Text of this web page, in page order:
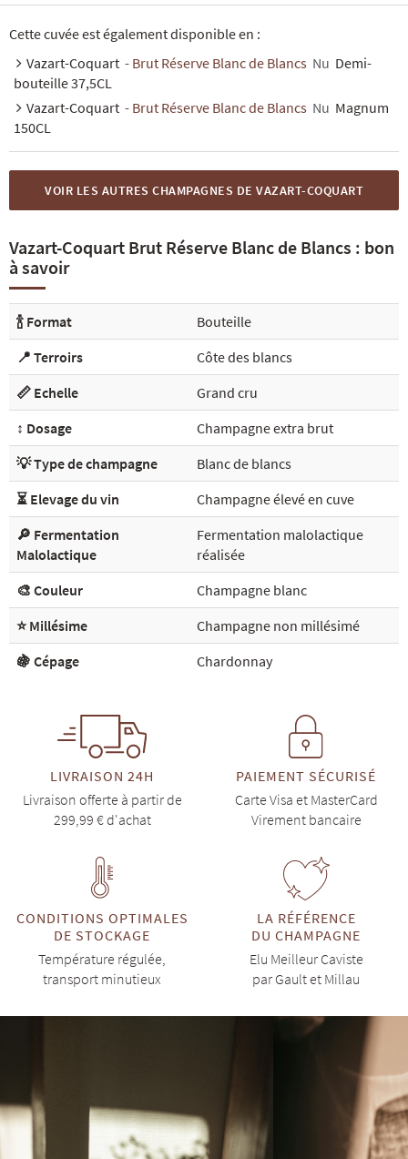
Cette cuvée est également disponible en :
Vazart-Coquart - Brut Réserve Blanc de Blancs Nu Demi-
bouteille 37,5CL
Vazart-Coquart - Brut Réserve Blanc de Blancs Nu Magnum
150CL
VOIR LES AUTRES CHAMPAGNES DE VAZART-COQUART
Vazart-Coquart Brut Réserve Blanc de Blancs : bon
à savoir
🍾 Format
Bouteille
📍 Terroirs
Côte des blancs
📏 Echelle
Grand cru
↕️ Dosage
Champagne extra brut
💡 Type de champagne
Blanc de blancs
⏳ Elevage du vin
Champagne élevé en cuve
🔎 Fermentation
Malolactique
Fermentation malolactique
réalisée
🎨 Couleur
Champagne blanc
⭐ Millésime
Champagne non millésimé
🍇 Cépage
Chardonnay
LIVRAISON 24H
Livraison offerte à partir de
299,99 € d'achat
PAIEMENT SÉCURISÉ
Carte Visa et MasterCard
Virement bancaire
CONDITIONS OPTIMALES
DE STOCKAGE
Température régulée,
transport minutieux
LA RÉFÉRENCE
DU CHAMPAGNE
Elu Meilleur Caviste
par Gault et Millau